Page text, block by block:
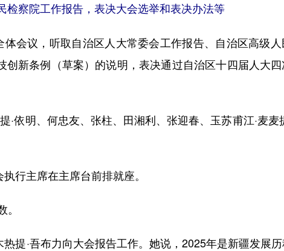
检察院工作报告，表决大会选举和表决办法等
议，听取自治区人大常委会工作报告、自治区高级人
新条例（草案）的说明，表决通过自治区十四届人大
明、何忠友、张柱、田湘利、张迎春、玉苏甫江·麦麦
主席在主席台前排就座。
·吾布力向大会报告工作。她说，2025年是新疆发展